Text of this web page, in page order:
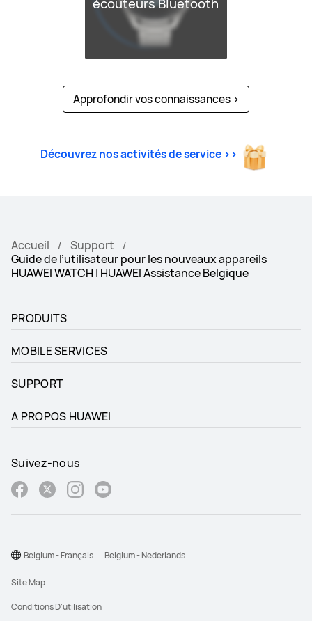
Approfondir vos connaissances >
Découvrez nos activités de service >>
Accueil
Support
Guide de l’utilisateur pour les nouveaux appareils
HUAWEI WATCH | HUAWEI Assistance Belgique
PRODUITS
MOBILE SERVICES
SUPPORT
A PROPOS HUAWEI
Suivez-nous
Site Map
Conditions D'utilisation
Belgium - Français Belgium - Nederlands